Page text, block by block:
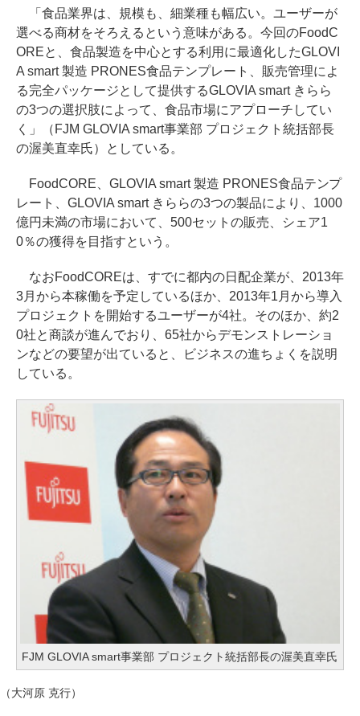
「食品業界は、規模も、細業種も幅広い。ユーザーが
選べる商材をそろえるという意味がある。今回のFoodC
OREと、食品製造を中心とする利用に最適化したGLOVI
A smart 製造 PRONES食品テンプレート、販売管理によ
る完全パッケージとして提供するGLOVIA smart きらら
の3つの選択肢によって、食品市場にアプローチしてい
く」（FJM GLOVIA smart事業部 プロジェクト統括部長
の渥美直幸氏）としている。
FoodCORE、GLOVIA smart 製造 PRONES食品テンプ
レート、GLOVIA smart きららの3つの製品により、1000
億円未満の市場において、500セットの販売、シェア1
0％の獲得を目指すという。
なおFoodCOREは、すでに都内の日配企業が、2013年
3月から本稼働を予定しているほか、2013年1月から導入
プロジェクトを開始するユーザーが4社。そのほか、約2
0社と商談が進んでおり、65社からデモンストレーショ
ンなどの要望が出ていると、ビジネスの進ちょくを説明
している。
FJM GLOVIA smart事業部 プロジェクト統括部長の渥美直幸氏
（大河原 克行）